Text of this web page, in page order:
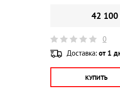
42 100
0
Доставка: от 1
КУПИТЬ